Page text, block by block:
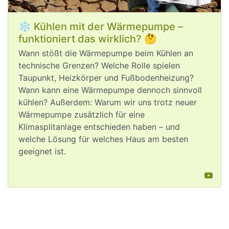
für unsere Wirtschaft und unser Land
VQuaschning avatar
VQuaschning
post
❄️ Kühlen mit der Wärmepumpe –
funktioniert das wirklich? 🤔
Wann stößt die Wärmepumpe beim Kühlen an
technische Grenzen? Welche Rolle spielen
Taupunkt, Heizkörper und Fußbodenheizung?
Wann kann eine Wärmepumpe dennoch sinnvoll
kühlen? Außerdem: Warum wir uns trotz neuer
Wärmepumpe zusätzlich für eine
Klimasplitanlage entschieden haben – und
welche Lösung für welches Haus am besten
geeignet ist.